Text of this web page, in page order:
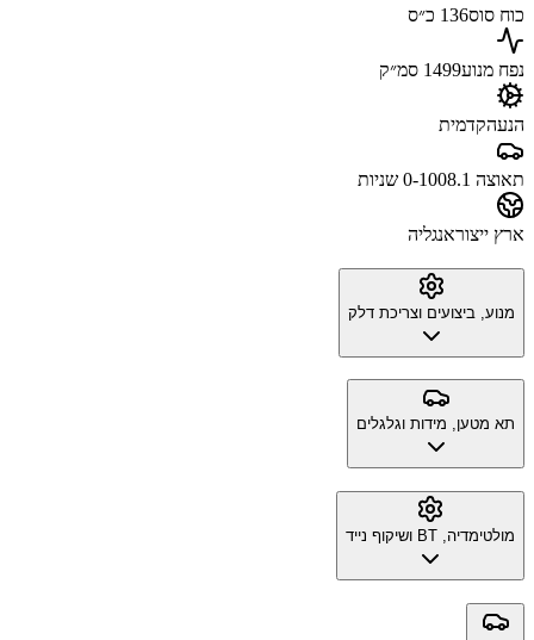
כוח סוס136 כ״ס
נפח מנוע1499 סמ״ק
הנעהקדמית
תאוצה 0-100 8.1 שניות
ארץ ייצוראנגליה
מנוע, ביצועים וצריכת דלק
תא מטען, מידות וגלגלים
מולטימדיה, BT ושיקוף נייד